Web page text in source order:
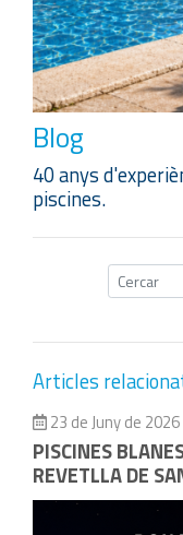
Blog
40 anys
piscines.
Articles
23 de Juny de 2026
PISCINES
REVETLLA DE